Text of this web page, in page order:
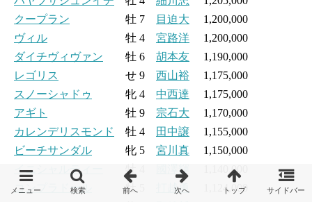
クープラン 牡 7 目迫大 1,200,000
ヴィル 牡 4 宮路洋 1,200,000
ダイチヴィヴァン 牡 6 胡本友 1,190,000
レゴリス
せ 9 西山裕 1,175,000
スノーシャドゥ
牝 4 中西達 1,175,000
アギト
牡 9 宗石大 1,170,000
カレンデリスモンド
牡 4 田中譲 1,155,000
ビーチサンダル 牝 5 宮川真 1,150,000
イニシャルティー
牡 4 國澤輝
1,140,000
コンプラドール
牡 5 打越勇
1,124,000